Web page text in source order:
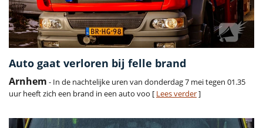
Auto gaat verloren bij felle brand
Arnhem - In de nachtelijke uren van donderdag 7 mei tegen 01.35
uur heeft zich een brand in een auto voo [ Lees verder]